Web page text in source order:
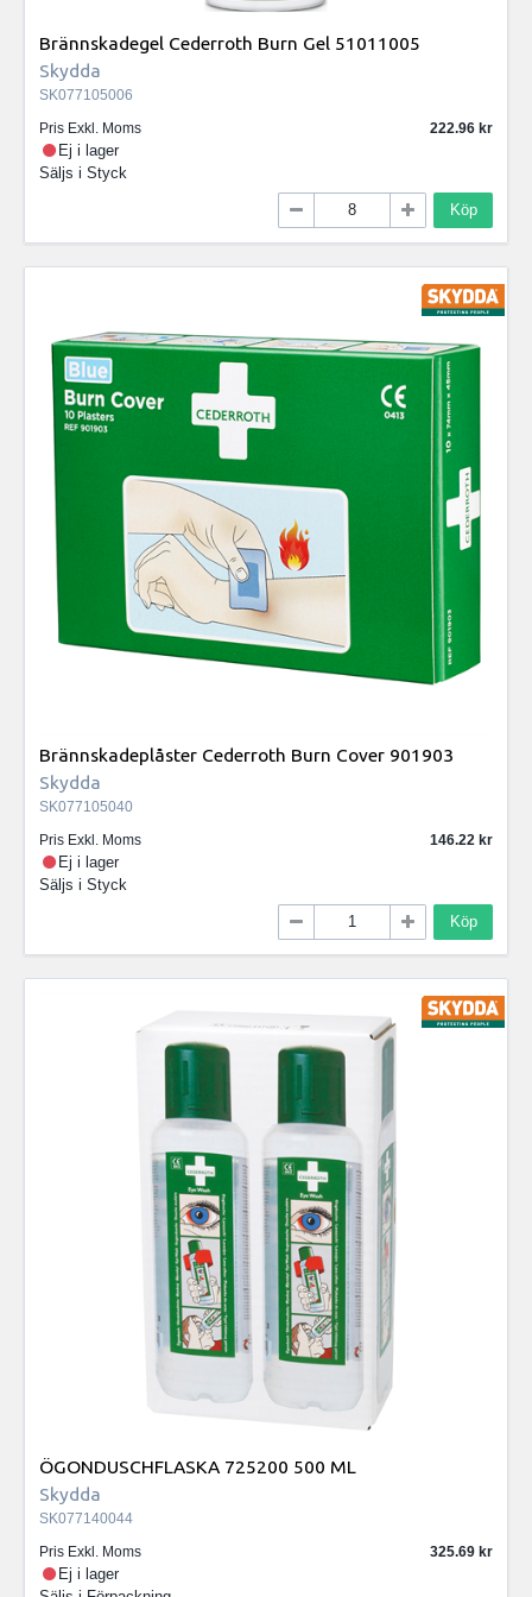
Brännskadegel Cederroth Burn Gel 51011005
Skydda
SK077105006
Pris Exkl. Moms
222.96
Ej i lager
Säljs i Styck
Köp
Brännskadeplåster Cederroth Burn Cover 901903
Skydda
SK077105040
Pris Exkl. Moms
146.22
Ej i lager
Säljs i Styck
Köp
ÖGONDUSCHFLASKA 725200 500 ML
Skydda
SK077140044
Pris Exkl. Moms
325.69
Ej i lager